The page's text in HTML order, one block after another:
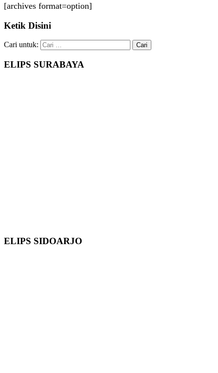
[archives format=option]
Ketik Disini
Cari untuk:
ELIPS SURABAYA
ELIPS SIDOARJO